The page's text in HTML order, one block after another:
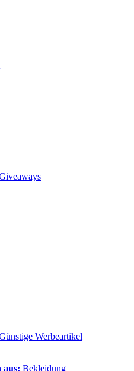
Werbeartikel
aus: Bekleidung